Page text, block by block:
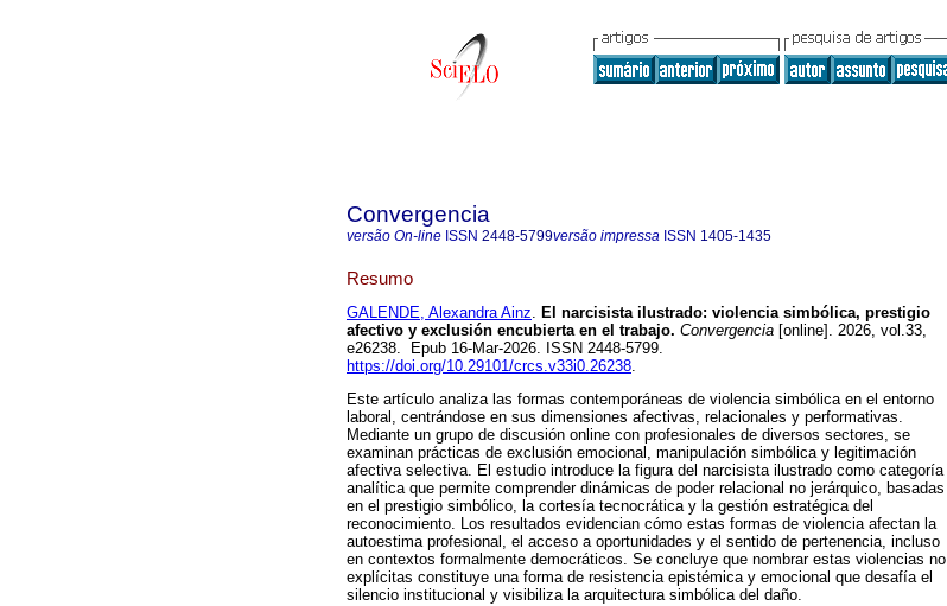
Convergencia
versão On-line ISSN 2448-5799versão impressa ISSN 1405-1435
Resumo
GALENDE, Alexandra Ainz. El narcisista ilustrado: violencia simbólica, prestigio
afectivo y exclusión encubierta en el trabajo. Convergencia [online]. 2026, vol.33,
e26238. Epub 16-Mar-2026. ISSN 2448-5799.
https://doi.org/10.29101/crcs.v33i0.26238.
Este artículo analiza las formas contemporáneas de violencia simbólica en el entorno
laboral, centrándose en sus dimensiones afectivas, relacionales y performativas.
Mediante un grupo de discusión online con profesionales de diversos sectores, se
examinan prácticas de exclusión emocional, manipulación simbólica y legitimación
afectiva selectiva. El estudio introduce la figura del narcisista ilustrado como categoría
analítica que permite comprender dinámicas de poder relacional no jerárquico, basadas
en el prestigio simbólico, la cortesía tecnocrática y la gestión estratégica del
reconocimiento. Los resultados evidencian cómo estas formas de violencia afectan la
autoestima profesional, el acceso a oportunidades y el sentido de pertenencia, incluso
en contextos formalmente democráticos. Se concluye que nombrar estas violencias no
explícitas constituye una forma de resistencia epistémica y emocional que desafía el
silencio institucional y visibiliza la arquitectura simbólica del daño.